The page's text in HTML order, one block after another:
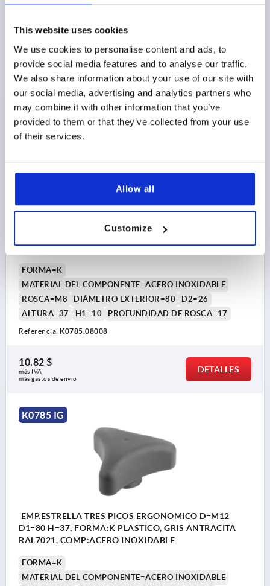
This website uses cookies
We use cookies to personalise content and ads, to
provide social media features and to analyse our traffic.
We also share information about your use of our site with
our social media, advertising and analytics partners who
may combine it with other information that you’ve
provided to them or that they’ve collected from your use
of their services.
Allow all
Customize
ROSCA=M12 DIÁMETRO EXTERIOR=80
D2=26
9,44 $
más IVA
DETALLES
K0785 IG
EMP.ESTRELLA TRES PICOS ERGONÓMICO D=M08
D1=80 H=37, FORMA:K PLÁSTICO, GRIS ANTRACITA
RAL7021, COMP:ACERO INOXIDABLE
FORMA=K
MATERIAL DEL COMPONENTE=ACERO INOXIDABLE
ROSCA=M8
DIÁMETRO EXTERIOR=80
D2=26
ALTURA=37
H1=10 PROFUNDIDAD DE ROSCA=17
Referencia: K0785.08008
10,82 $
más IVA
más gastos de envío
DETALLES
K0785 IG
EMP.ESTRELLA TRES PICOS ERGONÓMICO D=M12
D1=80 H=37, FORMA:K PLÁSTICO, GRIS ANTRACITA
RAL7021, COMP:ACERO INOXIDABLE
FORMA=K
MATERIAL DEL COMPONENTE=ACERO INOXIDABLE